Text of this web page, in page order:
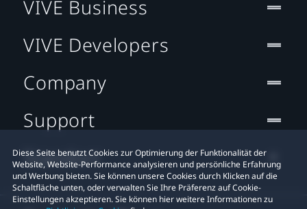
Diese Seite benutzt Cookies zur Optimierung der Funktionalität der
Website, Website-Performance analysieren und persönliche Erfahrung
und Werbung bieten. Sie können unsere Cookies durch Klicken auf die
Schaltfläche unten, oder verwalten Sie Ihre Präferenz auf Cookie-
Einstellungen akzeptieren. Sie können hier weitere Informationen zu
VIVE Business
VIVE Developers
Company
Support
Standort